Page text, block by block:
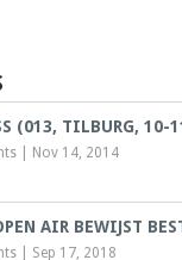
(013, TILBURG, 10-
| Nov 14, 2014
AIR BEWIJST
| Sep 17, 2018